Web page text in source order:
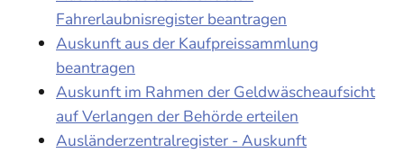
Fahrerlaubnisregister beantragen
Auskunft aus der Kaufpreissammlung
beantragen
Auskunft im Rahmen der Geldwäscheaufsicht
auf Verlangen der Behörde erteilen
Ausländerzentralregister - Auskunft